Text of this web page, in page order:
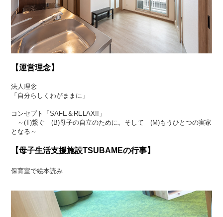
【運営理念】
法人理念
「自分らしくわがままに」
コンセプト「SAFE＆RELAX!!」
～(T)繋ぐ (B)母子の自立のために。そして (M)もうひとつの実家
となる～
【母子生活支援施設TSUBAMEの行事】
保育室で絵本読み